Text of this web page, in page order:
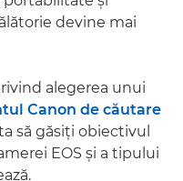
devine mai
alegerea unui
Canon de căutare
să găsiţi obiectivul
EOS şi a tipului